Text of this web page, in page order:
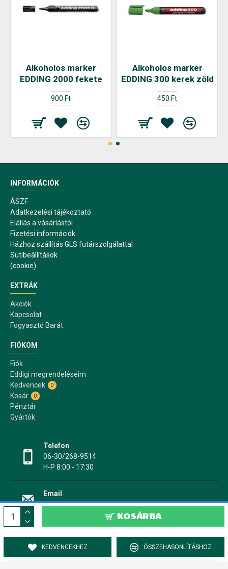
KOSÁRBA
KEDVENCEKHEZ ÖSSZEHASONLÍTÁSHOZ
Alkoholos marker
EDDING 2000 fekete
900 Ft
Alkoholos marker
EDDING 300 kerek zöld
450 Ft
INFORMÁCIÓK
ÁSZF
Adatkezelési tájékoztató
Elállás a vásárlástól
Fizetési információk
Házhoz szállítás GLS futárszolgálattal
Sütibeállítások
(cookie)
EXTRÁK
Akciók
Kapcsolat
Fogyasztó Barát
FIÓKOM
Fiók
Eddigi megrendeléseim
Kedvencek
0
Kosár 0
Pénztár
Gyártók
Telefon
06-30/268-9514
H-P 8:00 - 17:30
Email
info@papir17.hu
PAPÍR17.HU Papír-, írószer webáruház © 2022-2025 - Minden jog fenntartva!